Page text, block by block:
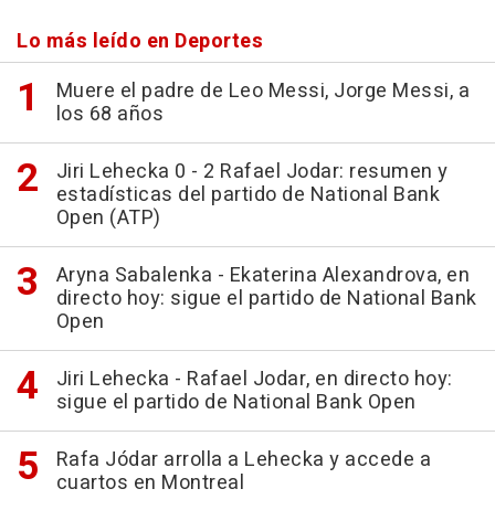
Lo más leído en Deportes
Muere el padre de Leo Messi, Jorge Messi, a
los 68 años
Jiri Lehecka 0 - 2 Rafael Jodar: resumen y
estadísticas del partido de National Bank
Open (ATP)
Aryna Sabalenka - Ekaterina Alexandrova, en
directo hoy: sigue el partido de National Bank
Open
Jiri Lehecka - Rafael Jodar, en directo hoy:
sigue el partido de National Bank Open
Rafa Jódar arrolla a Lehecka y accede a
cuartos en Montreal